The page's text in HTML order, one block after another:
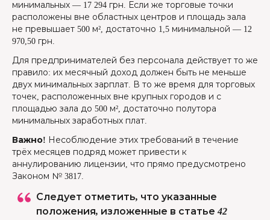
минимальных — 17 294 грн. Если же торговые точки
расположены вне областных центров и площадь зала
не превышает 500 м², достаточно 1,5 минимальной — 12
970,50 грн.
Для предпринимателей без персонала действует то же
правило: их месячный доход должен быть не меньше
двух минимальных зарплат. В то же время для торговых
точек, расположенных вне крупных городов и с
площадью зала до 500 м², достаточно полутора
минимальных заработных плат.
Важно! Несоблюдение этих требований в течение
трёх месяцев подряд может привести к
аннулированию лицензии, что прямо предусмотрено
Законом № 3817.
Следует отметить, что указанные
положения, изложенные в статье 42